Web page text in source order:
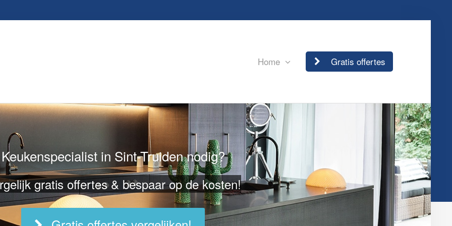
Home Gratis offertes
Keukenspecialist in Sint-Truiden nodig?
gratis offertes & bespaar op de kosten!